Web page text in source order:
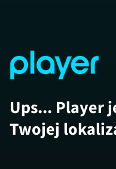
Ups... Player
Twojej